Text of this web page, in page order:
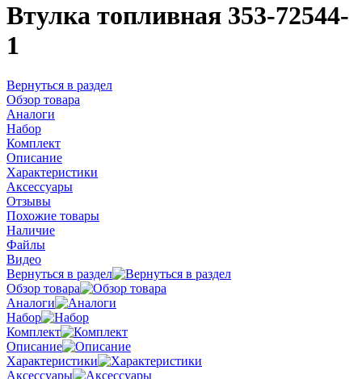
Втулка топливная 353-72544-
1
Вернуться в раздел
Обзор товара
Аналоги
Набор
Комплект
Описание
Характеристики
Аксессуары
Отзывы
Похожие товары
Наличие
Файлы
Видео
Вернуться в раздел
Обзор товара
Аналоги
Набор
Комплект
Описание
Характеристики
Аксессуары